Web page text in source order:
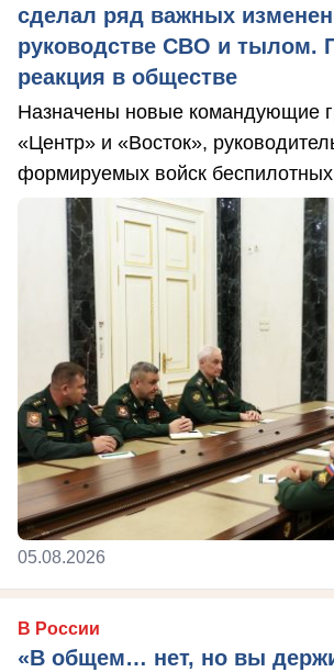
сделал ряд важных
руководстве СВО и тылом.
реакция в обществе
Назначены новые командующие
«Центр» и «Восток»,
формируемых войск беспилотных
05.08.2026
В России
«В общем… нет, но вы